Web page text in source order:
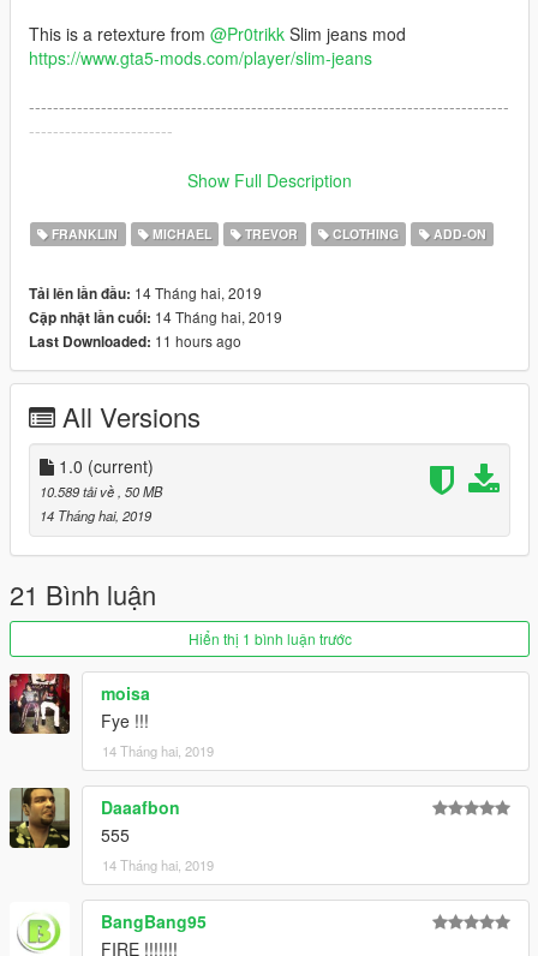
This is a retexture from @Pr0trikk Slim jeans mod
https://www.gta5-mods.com/player/slim-jeans
--------------------------------------------------------------------------------
------------------------
Graphiques : Natural Vision
--------------------------------------------------------------------------------
Installation (with OpenIV) :
mods\x64v.rpf\models\cdimages\streamedpeds_players.rpf\pla
yer_one
--------------------------------------------------------------------------------
------------------------
Thanks for dowloading
Don't reupload
Changelog :
1.0: Release
Show Full Description
FRANKLIN MICHAEL TREVOR CLOTHING ADD-ON
Tải lên lần đầu: 14 Tháng hai, 2019
Cập nhật lần cuối: 14 Tháng hai, 2019
Last Downloaded: 11 hours ago
All Versions
1.0 (current)
10.589 tải về , 50 MB
14 Tháng hai, 2019
21 Bình luận
Hiển thị 1 bình luận trước
moisa
Fye !!!
14 Tháng hai, 2019
Daaafbon
555
14 Tháng hai, 2019
BangBang95
FIRE !!!!!!!